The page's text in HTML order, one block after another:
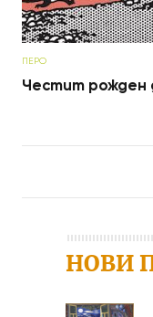
ПЕРО
Честит рожден
НОВИ